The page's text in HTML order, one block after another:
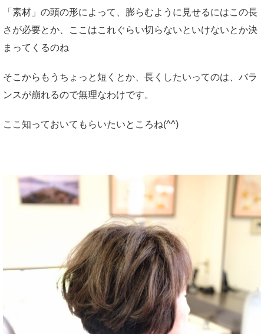
「素材」の頭の形によって、膨らむように見せるにはこの長
さが必要とか、ここはこれぐらい切らないといけないとか決
まってくるのね
そこからもうちょっと短くとか、長くしたいってのは、バラ
ンスが崩れるので無理なわけです。
ここ知っておいてもらいたいところね(^^)